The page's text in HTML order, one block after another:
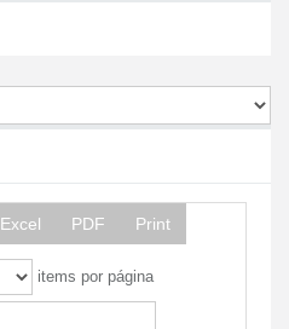
Excel PDF Print
items por página